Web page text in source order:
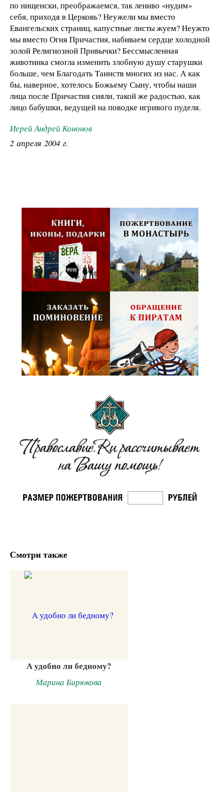
по нищенски, преображаемся, так лениво «нудим»
себя, приходя в Церковь? Неужели мы вместо
Евангельских страниц, капустные листы жуем? Неужто
мы вместо Огня Причастия, набиваем сердце холодной
золой Религиозной Привычки? Бессмысленная
животинка смогла изменить злобную душу старушки
больше, чем Благодать Таинств многих из нас. А как
бы, наверное, хотелось Божьему Сыну, чтобы наши
лица после Причастия сияли, такой же радостью, как
лицо бабушки, ведущей на поводке игривого пуделя.
Иерей Андрей Кононов
2 апреля 2004 г.
Смотри также
А удобно ли бедному?
Марина Бирюкова